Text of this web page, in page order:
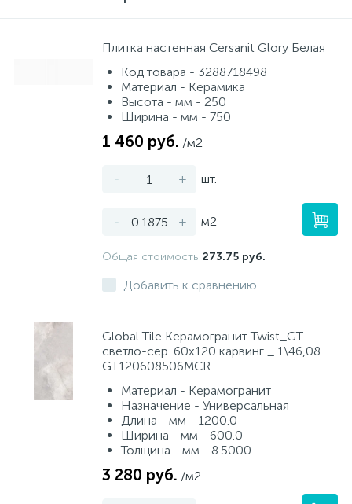
Плитка настенная Cersanit Glory Белая
Код товара - 3288718498
Материал - Керамика
Высота - мм - 250
Ширина - мм - 750
1 460 руб. /м2
- + шт.
- + м2
Общая стоимость 273.75 руб.
Добавить к сравнению
Global Tile Керамогранит Twist_GT
светло-сер. 60x120 карвинг _ 1\46,08
GT120608506MCR
Материал - Керамогранит
Назначение - Универсальная
Длина - мм - 1200.0
Ширина - мм - 600.0
Толщина - мм - 8.5000
3 280 руб. /м2